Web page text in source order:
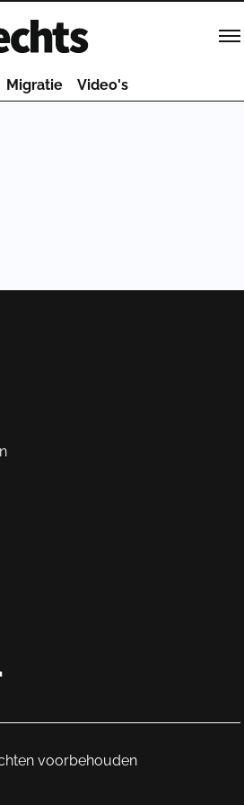
Migratie Video's
van
Tiktok van
voorbehouden